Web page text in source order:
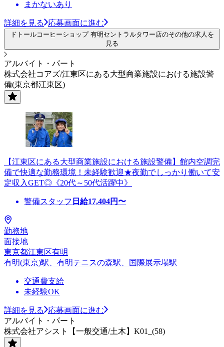
まかないあり
詳細を見る 応募画面に進む
ドトールコーヒーショップ 有明セントラルタワー店のその他の求人を
見る
アルバイト・パート
株式会社コアズ/江東区にある大型商業施設における施設警
備(東京都江東区)
【江東区にある大型商業施設における施設警備】館内空調完
備で快適な勤務環境！未経験歓迎★夜勤でしっかり働いて安
定収入GET◎《20代～50代活躍中》
警備スタッフ 日給17,404円〜
勤務地
面接地
東京都江東区有明
有明(東京)駅、有明テニスの森駅、国際展示場駅
交通費支給
未経験OK
詳細を見る
応募画面に進む
アルバイト・パート
株式会社アシスト【一般交通/土木】K01_(58)